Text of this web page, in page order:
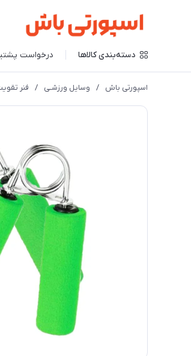
دسته‌بندی کالاها درخواست
اسپورتی باش / وسایل ورزشـی / فنر تقویت